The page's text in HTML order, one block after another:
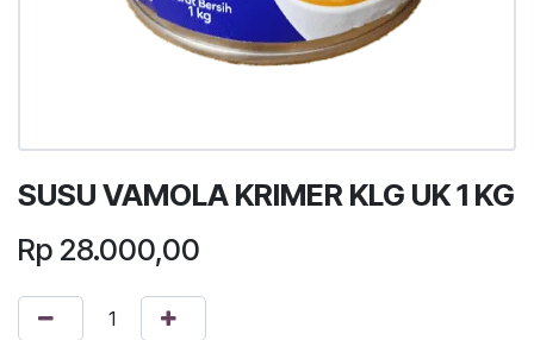
SUSU VAMOLA KRIMER KLG UK 1 KG
Rp 28.000,00